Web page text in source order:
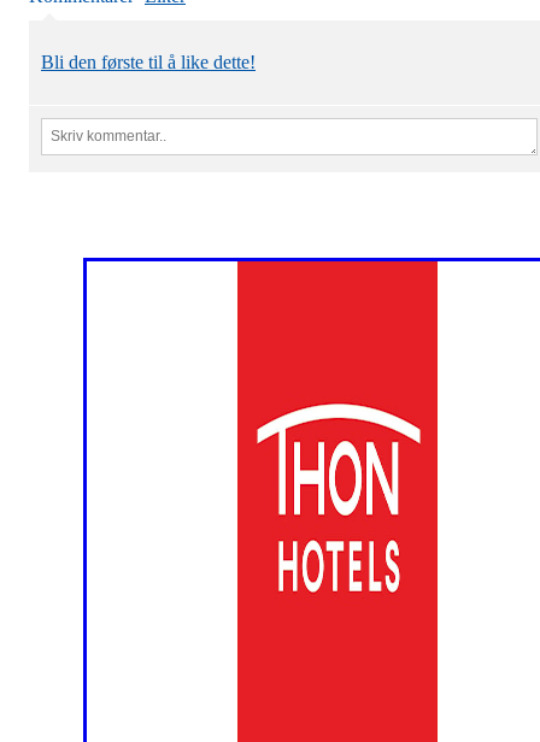
Bli den første til å like dette!